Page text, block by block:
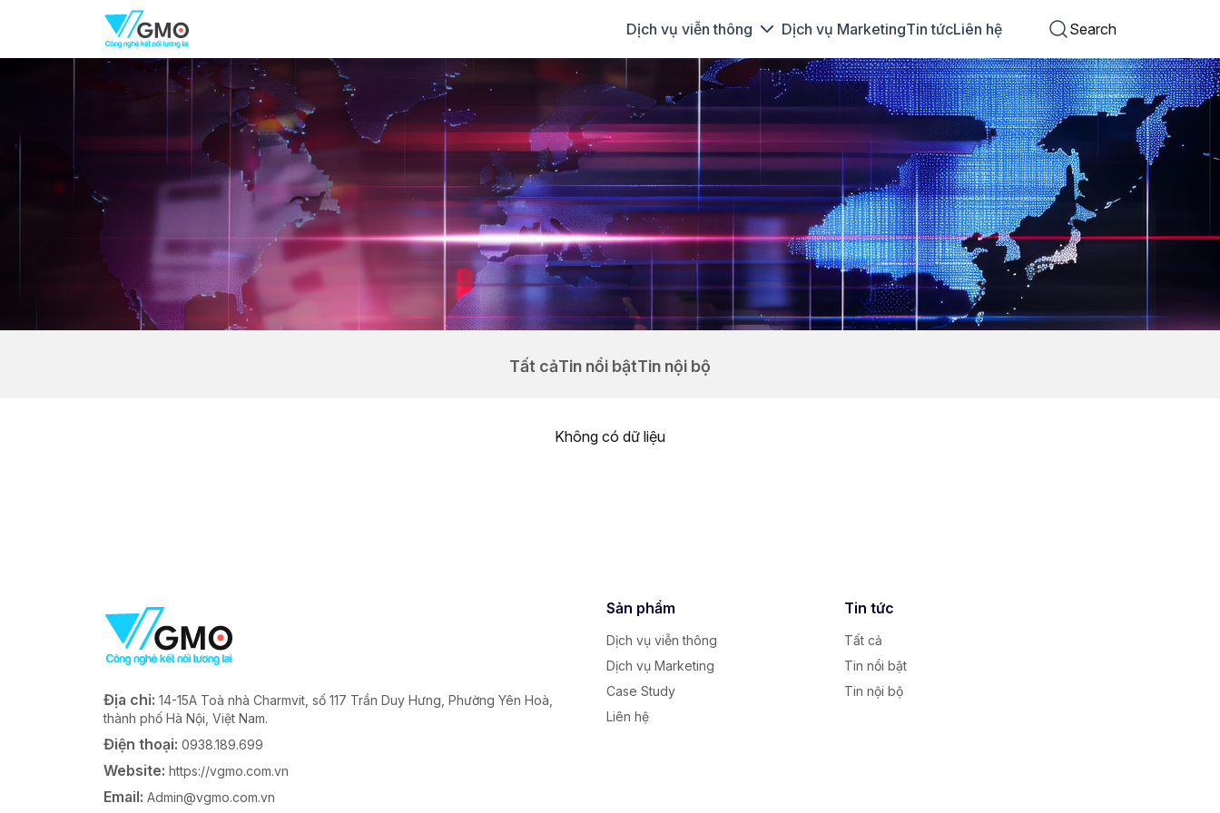
Dịch vụ viễn thông Dịch vụ MarketingTin tứcLiên hệ Search
Tất cảTin nổi bậtTin nội bộ
Không có dữ liệu
Địa chỉ: 14-15A Toà nhà Charmvit, số 117 Trần Duy Hưng, Phường Yên Hoà,
thành phố Hà Nội, Việt Nam.
Điện thoại: 0938.189.699
Website: https://vgmo.com.vn
Email: Admin@vgmo.com.vn
Sản phẩm
Dịch vụ viễn thông
Dịch vụ Marketing
Case Study
Liên hệ
Tin tức
Tất cả
Tin nổi bật
Tin nội bộ